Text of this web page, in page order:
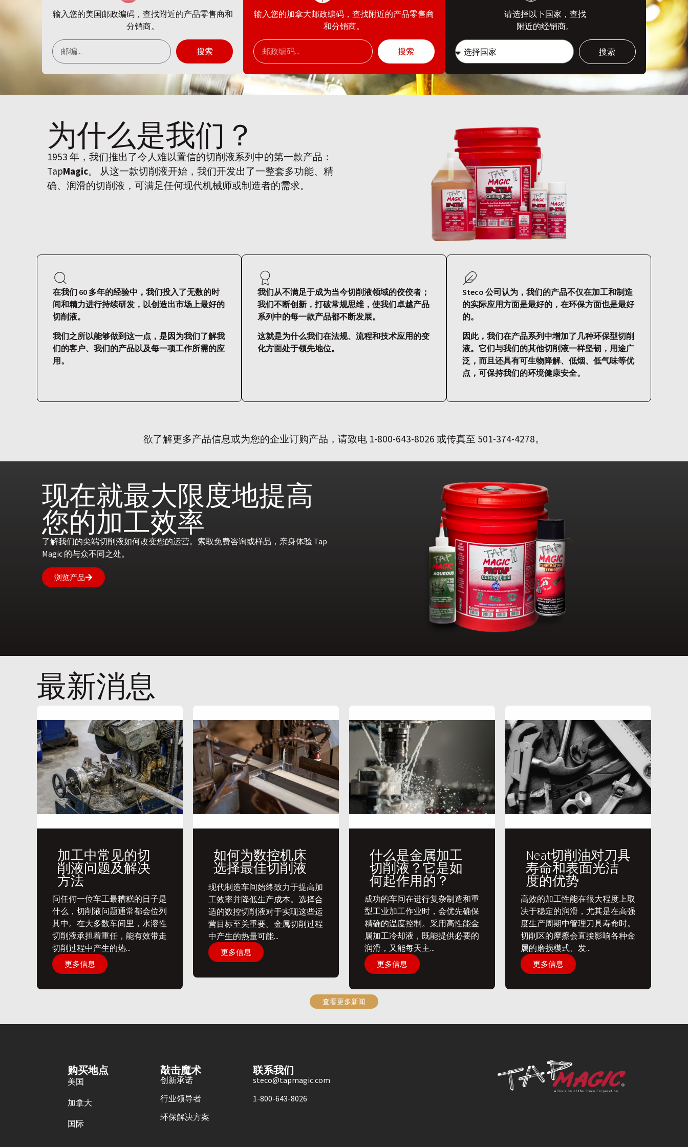
输入您的美国邮政编码，查找附近的产品零售商和
分销商。
搜索
输入您的加拿大邮政编码，查找附近的产品零售商
和分销商。
搜索
请选择以下国家，查找
附近的经销商。
搜索
为什么是我们 ？
1953 年，我们推出了令人难以置信的切削液系列中的第一款产品：
TapMagic。 从这一款切削液开始，我们开发出了一整套多功能、精
确、润滑的切削液，可满足任何现代机械师或制造者的需求。
在我们 60 多年的经验中，我们投入了无数的时
间和精力进行持续研发，以创造出市场上最好的
切削液。
我们之所以能够做到这一点，是因为我们了解我
们的客户、我们的产品以及每一项工作所需的应
用。
我们从不满足于成为当今切削液领域的佼佼者；
我们不断创新，打破常规思维，使我们卓越产品
系列中的每一款产品都不断发展。
这就是为什么我们在法规、流程和技术应用的变
化方面处于领先地位。
Steco 公司认为，我们的产品不仅在加工和制造
的实际应用方面是最好的，在环保方面也是最好
的。
因此，我们在产品系列中增加了几种环保型切削
液。它们与我们的其他切削液一样坚韧，用途广
泛，而且还具有可生物降解、低烟、低气味等优
点，可保持我们的环境健康安全。
欲了解更多产品信息或为您的企业订购产品，请致电 1-800-643-8026 或传真至 501-374-4278。
现在就最大限度地提高
您的加工效率
了解我们的尖端切削液如何改变您的运营。索取免费咨询或样品，亲身体验 Tap
Magic 的与众不同之处。
浏览产品
最新消息
加工中常见的切
削液问题及解决
方法
问任何一位车工最糟糕的日子是
什么，切削液问题通常都会位列
其中。在大多数车间里，水溶性
切削液承担着重任，能有效带走
切削过程中产生的热...
更多信息
如何为数控机床
选择最佳切削液
​现代制造车间始终致力于提高加
工效率并降低生产成本。选择合
适的数控切削液对于实现这些运
营目标至关重要。金属切削过程
中产生的热量可能...
更多信息
什么是金属加工
切削液？它是如
何起作用的？
​成功的车间在进行复杂制造和重
型工业加工作业时，会优先确保
精确的温度控制。采用高性能金
属加工冷却液，既能提供必要的
润滑，又能每天主...
更多信息
Neat切削油对刀具
寿命和表面光洁
度的优势
​高效的加工性能在很大程度上取
决于稳定的润滑，尤其是在高强
度生产周期中管理刀具寿命时。
切削区的摩擦会直接影响各种金
属的磨损模式、发...
更多信息
查看更多新闻
购买地点
美国
加拿大
国际
敲击魔术
创新承诺
行业领导者
环保解决方案
联系我们
steco@tapmagic.com
1-800-643-8026